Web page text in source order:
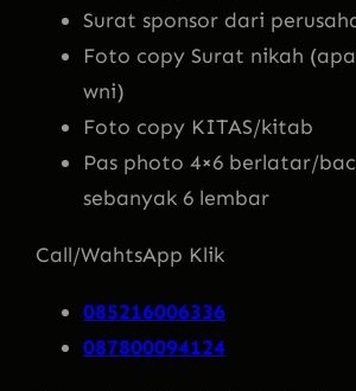
Surat sponsor dari
Foto copy Surat nikah
wni)
Foto copy KITAS/kitab
Pas photo 4×6 berlatar/
sebanyak 6 lembar
Call/WahtsApp Klik
085216006336
087800094124